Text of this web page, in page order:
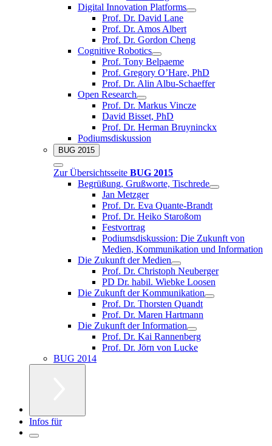
Digital Innovation Platforms
Prof. Dr. David Lane
Prof. Dr. Amos Albert
Prof. Dr. Gordon Cheng
Cognitive Robotics
Prof. Tony Belpaeme
Prof. Gregory O’Hare, PhD
Prof. Dr. Alin Albu-Schaeffer
Open Research
Prof. Dr. Markus Vincze
David Bisset, PhD
Prof. Dr. Herman Bruyninckx
Podiumsdiskussion
BUG 2015
Zur Übersichtsseite BUG 2015
Begrüßung, Grußworte, Tischrede
Jan Metzger
Prof. Dr. Eva Quante-Brandt
Prof. Dr. Heiko Staroßom
Festvortrag
Podiumsdiskussion: Die Zukunft von
Medien, Kommunikation und Information
Die Zukunft der Medien
Prof. Dr. Christoph Neuberger
PD Dr. habil. Wiebke Loosen
Die Zukunft der Kommunikation
Prof. Dr. Thorsten Quandt
Prof. Dr. Maren Hartmann
Die Zukunft der Information
Prof. Dr. Kai Rannenberg
Prof. Dr. Jörn von Lucke
BUG 2014
Infos für